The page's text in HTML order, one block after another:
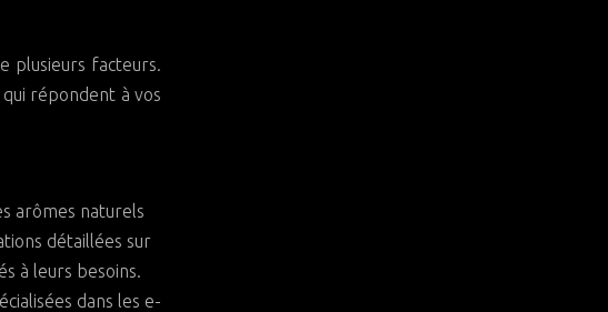
plusieurs facteurs.
répondent à vos
arômes naturels
détaillées sur
à leurs besoins.
dans les e-